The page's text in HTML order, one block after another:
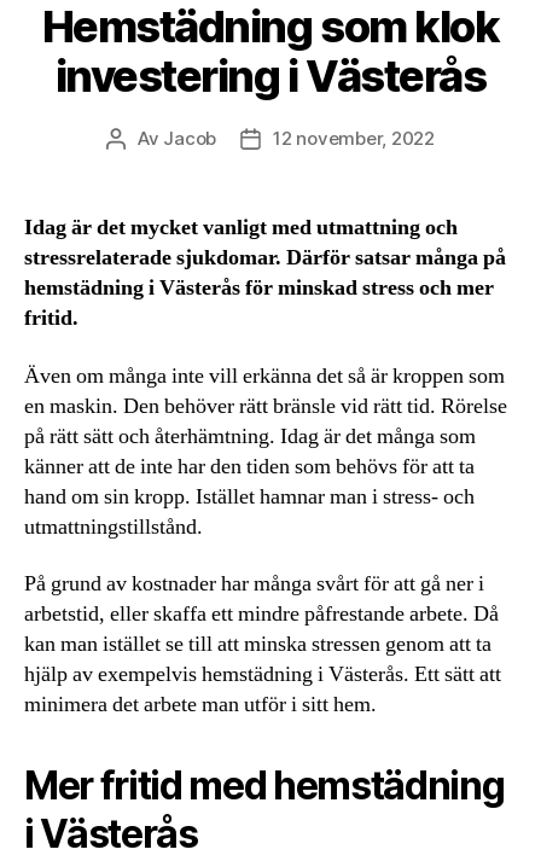
Hemstädning som klok
investering i Västerås
Inläggsförfattare
Av Jacob Inläggsdatum
12 november, 2022
Idag är det mycket vanligt med utmattning och
stressrelaterade sjukdomar. Därför satsar många på
hemstädning i Västerås för minskad stress och mer
fritid.
Även om många inte vill erkänna det så är kroppen som
en maskin. Den behöver rätt bränsle vid rätt tid. Rörelse
på rätt sätt och återhämtning. Idag är det många som
känner att de inte har den tiden som behövs för att ta
hand om sin kropp. Istället hamnar man i stress- och
utmattningstillstånd.
På grund av kostnader har många svårt för att gå ner i
arbetstid, eller skaffa ett mindre påfrestande arbete. Då
kan man istället se till att minska stressen genom att ta
hjälp av exempelvis hemstädning i Västerås. Ett sätt att
minimera det arbete man utför i sitt hem.
Mer fritid med hemstädning
i Västerås